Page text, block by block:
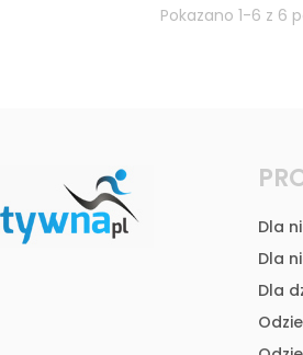
Pokazano 1-6 z 6
Dla
Dla
Dla